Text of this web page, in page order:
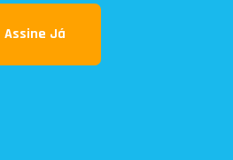
Assine Já